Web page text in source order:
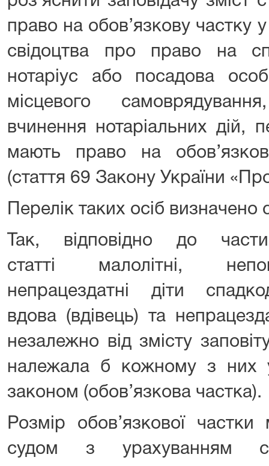
право на обов’язкову частку
свідоцтва про право на
нотаріус або посадова
місцевого
вчинення нотаріальних дій,
мають право на
(стаття 69 Закону України
Перелік таких осіб
Так, відповідно до
статті малолітні,
непрацездатні діти
вдова (вдівець) та
незалежно від змісту
належала б кожному з них
законом (обов’язкова частка).
Розмір обов’язкової
судом з урахуванням